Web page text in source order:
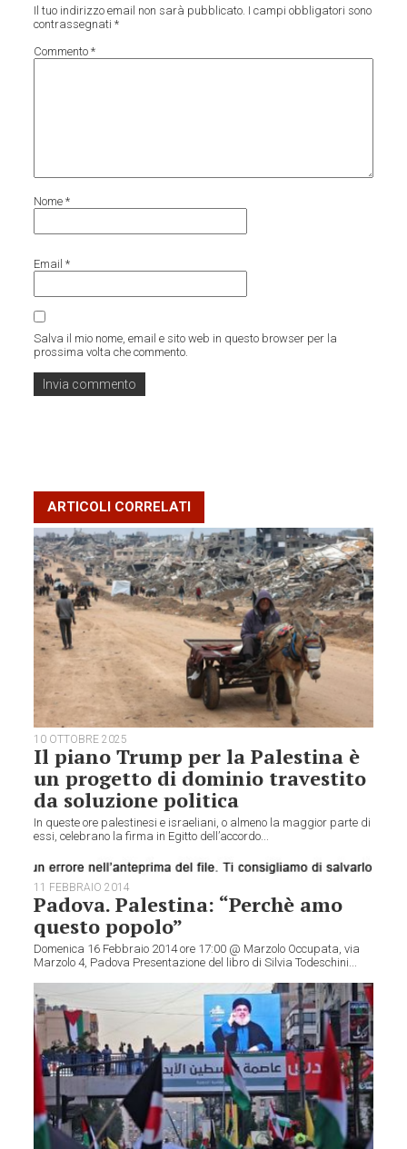
Il tuo indirizzo email non sarà pubblicato. I campi obbligatori sono
contrassegnati*
Commento*
Nome*
Email*
Salva il mio nome, email e sito web in questo browser per la
prossima volta che commento.
ARTICOLI CORRELATI
10 OTTOBRE 2025
Il piano Trump per la Palestina è
un progetto di dominio travestito
da soluzione politica
In queste ore palestinesi e israeliani, o almeno la maggior parte di
essi, celebrano la firma in Egitto dell’accordo...
11 FEBBRAIO 2014
Padova. Palestina: “Perchè amo
questo popolo”
Domenica 16 Febbraio 2014 ore 17:00 @ Marzolo Occupata, via
Marzolo 4, Padova Presentazione del libro di Silvia Todeschini...